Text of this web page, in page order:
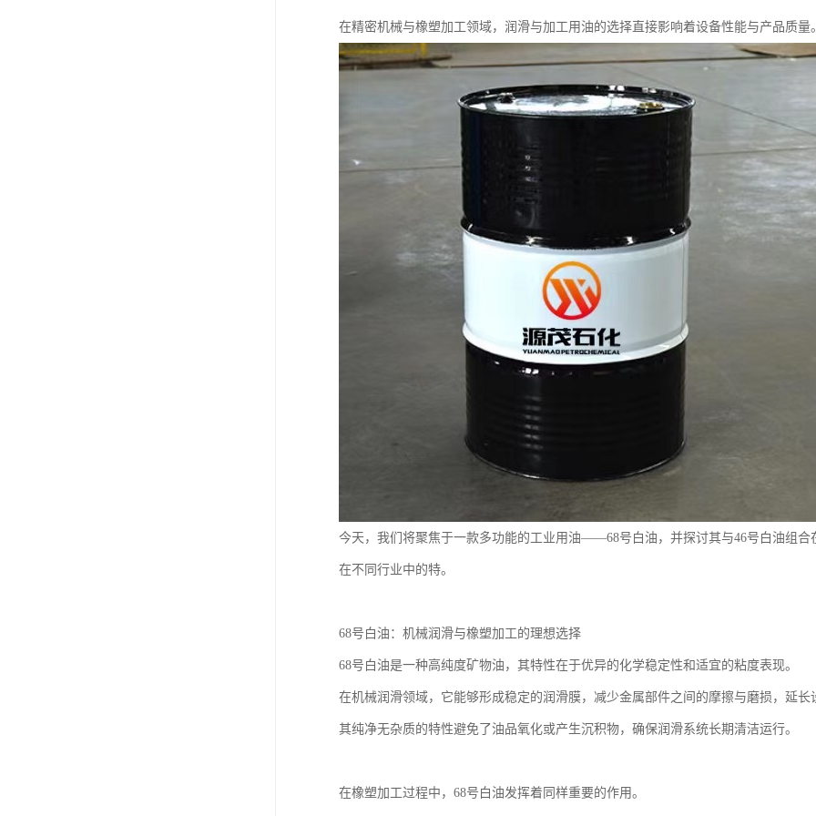
在精密机械与橡塑加工领域，润滑与加工用油的选择直接影响着设备性能与产品质量
今天，我们将聚焦于一款多功能的工业用油——68号白油，并探讨其与46号白油组
在不同行业中的特。
68号白油：机械润滑与橡塑加工的理想选择
68号白油是一种高纯度矿物油，其特性在于优异的化学稳定性和适宜的粘度表现。
在机械润滑领域，它能够形成稳定的润滑膜，减少金属部件之间的摩擦与磨损，延长
其纯净无杂质的特性避免了油品氧化或产生沉积物，确保润滑系统长期清洁运行。
在橡塑加工过程中，68号白油发挥着同样重要的作用。